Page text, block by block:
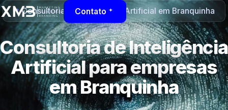
Contato
Consultoria de Inteligência Artificial em Branquinha
Consultoria de Inteligência
Artificial para empresas
em Branquinha